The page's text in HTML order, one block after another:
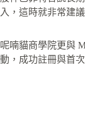
入，這時就非常建
呢喃貓商學院更與
動，成功註冊與首